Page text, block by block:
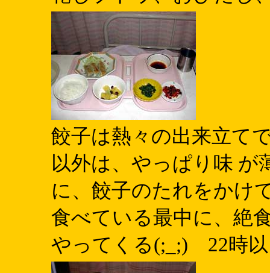
餃子は熱々の出来立て
以外は、やっぱり味 が
に、餃子のたれをかけ
食べている最中に、絶
やってくる(;_;) 22時以